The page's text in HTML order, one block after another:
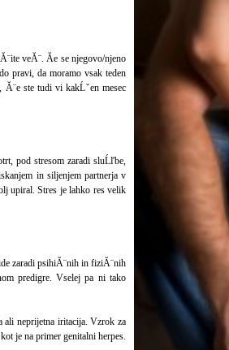
veĂ¨. Ăe se njegovo/njeno
pravi, da moramo vsak teden
Ă¨e ste tudi vi kakĹˇen mesec
pod stresom zaradi sluĹľbe,
in siljenjem partnerja v
upiral. Stres je lahko res velik
zaradi psihiĂ¨nih in fiziĂ¨nih
predigre. Vselej pa ni tako
ali neprijetna iritacija. Vzrok za
je na primer genitalni herpes.